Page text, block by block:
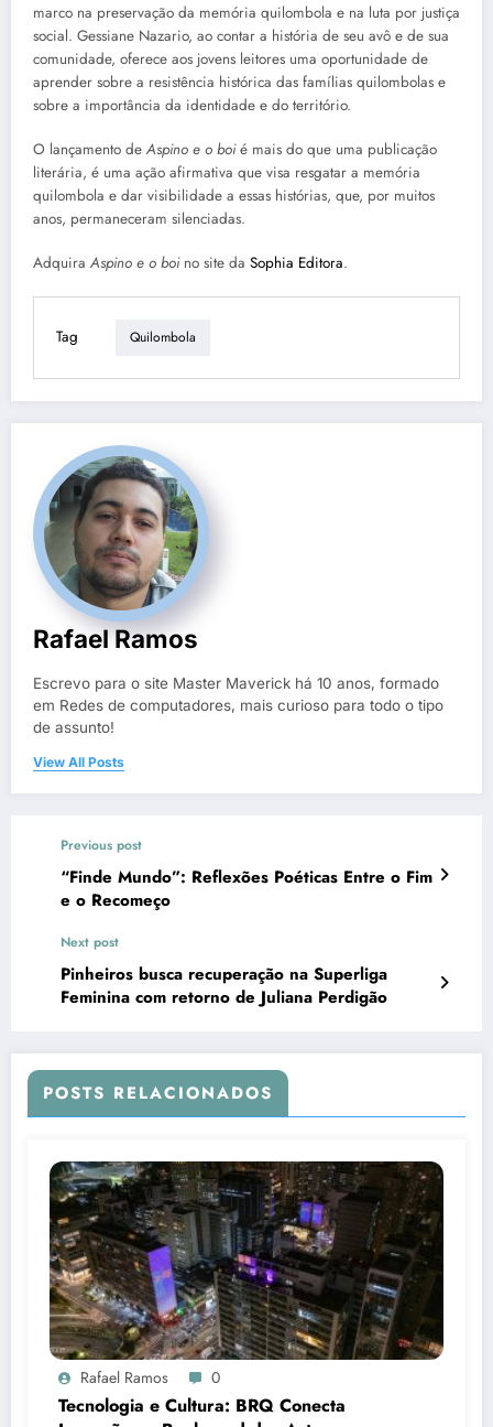
marco na preservação da memória quilombola e na luta por justiça
social. Gessiane Nazario, ao contar a história de seu avô e de sua
comunidade, oferece aos jovens leitores uma oportunidade de
aprender sobre a resistência histórica das famílias quilombolas e
sobre a importância da identidade e do território.
O lançamento de Aspino e o boié mais do que uma publicação
literária, é uma ação afirmativa que visa resgatar a memória
quilombola e dar visibilidade a essas histórias, que, por muitos
anos, permaneceram silenciadas.
Adquira Aspino e o boino site da Sophia Editora.
Tag Quilombola
Rafael Ramos
Escrevo para o site Master Maverick há 10 anos, formado
em Redes de computadores, mais curioso para todo o tipo
de assunto!
View All Posts
Previous post
“Finde Mundo”: Reflexões Poéticas Entre o Fim
e o Recomeço
Next post
Pinheiros busca recuperação na Superliga
Feminina com retorno de Juliana Perdigão
POSTS RELACIONADOS
Rafael Ramos 0
Tecnologia e Cultura: BRQ Conecta